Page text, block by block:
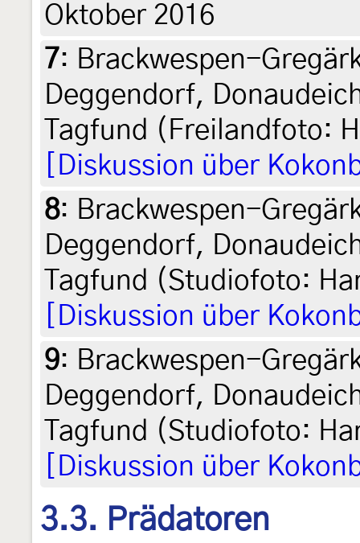
Oktober 2016
7: Brackwespen-
Deggendorf,
Tagfund (Freilandfoto:
[Diskussion über
8: Brackwespen-
Deggendorf,
Tagfund (Studiofoto:
[Diskussion über
9: Brackwespen-
Deggendorf,
Tagfund (Studiofoto:
[Diskussion über
3.3. Prädatoren